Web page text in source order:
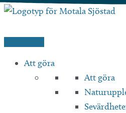
Hoppa
innehåll
Att göra
Att göra